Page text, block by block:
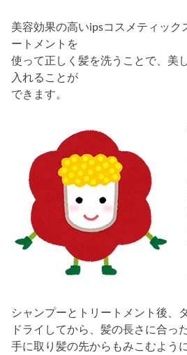
美容効果の高いipsコスメティック
ートメントを
使って正しく髪を洗うことで、美
入れることが
できます。
シャンプーとトリートメント後、
ドライしてから、髪の長さに合っ
手に取り髪の先からもみこむよう